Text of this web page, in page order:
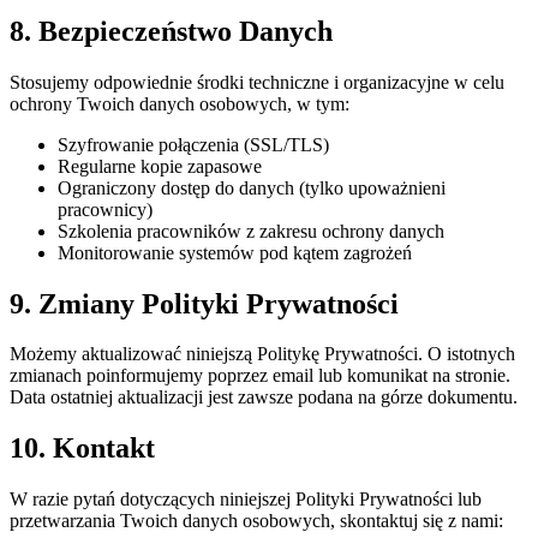
8. Bezpieczeństwo Danych
Stosujemy odpowiednie środki techniczne i organizacyjne w celu
ochrony Twoich danych osobowych, w tym:
Szyfrowanie połączenia (SSL/TLS)
Regularne kopie zapasowe
Ograniczony dostęp do danych (tylko upoważnieni
pracownicy)
Szkolenia pracowników z zakresu ochrony danych
Monitorowanie systemów pod kątem zagrożeń
9. Zmiany Polityki Prywatności
Możemy aktualizować niniejszą Politykę Prywatności. O istotnych
zmianach poinformujemy poprzez email lub komunikat na stronie.
Data ostatniej aktualizacji jest zawsze podana na górze dokumentu.
10. Kontakt
W razie pytań dotyczących niniejszej Polityki Prywatności lub
przetwarzania Twoich danych osobowych, skontaktuj się z nami: